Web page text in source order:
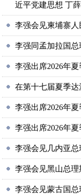
近平党建思想 丁
李强会见柬埔寨
李强同孟加拉国
李强出席2026年
在第十七届夏季
李强出席2026年
李强出席2026年
李强会见几内亚总
李强会见黑山总
李强会见蒙古国总